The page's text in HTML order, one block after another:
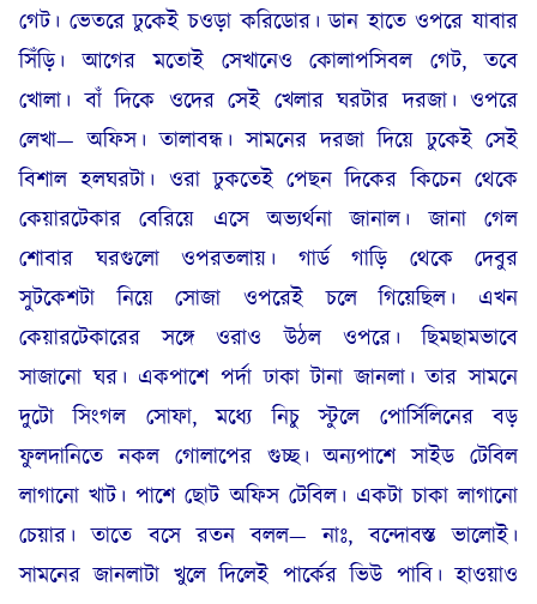
গেট। ভেতরে ঢুকেই চওড়া করিডোর। ডান হাতে ওপরে যাবার
সিঁড়ি। আগের মতোই সেখানেও কোলাপসিবল গেট, তবে
খোলা। বাঁ দিকে ওদের সেই খেলার ঘরটার দরজা। ওপরে
লেখা— অফিস। তালাবন্ধ। সামনের দরজা দিয়ে ঢুকেই সেই
বিশাল হলঘরটা। ওরা ঢুকতেই পেছন দিকের কিচেন থেকে
কেয়ারটেকার বেরিয়ে এসে অভ্যর্থনা জানাল। জানা গেল
শোবার ঘরগুলো ওপরতলায়। গার্ড গাড়ি থেকে দেবুর
সুটকেশটা নিয়ে সোজা ওপরেই চলে গিয়েছিল। এখন
কেয়ারটেকারের সঙ্গে ওরাও উঠল ওপরে। ছিমছামভাবে
সাজানো ঘর। একপাশে পর্দা ঢাকা টানা জানলা। তার সামনে
দুটো সিংগল সোফা, মধ্যে নিচু স্টুলে পোর্সিলিনের বড়
ফুলদানিতে নকল গোলাপের গুচ্ছ। অন্যপাশে সাইড টেবিল
লাগানো খাট। পাশে ছোট অফিস টেবিল। একটা চাকা লাগানো
চেয়ার। তাতে বসে রতন বলল— নাঃ, বন্দোবস্ত ভালোই।
সামনের জানলাটা খুলে দিলেই পার্কের ভিউ পাবি। হাওয়াও